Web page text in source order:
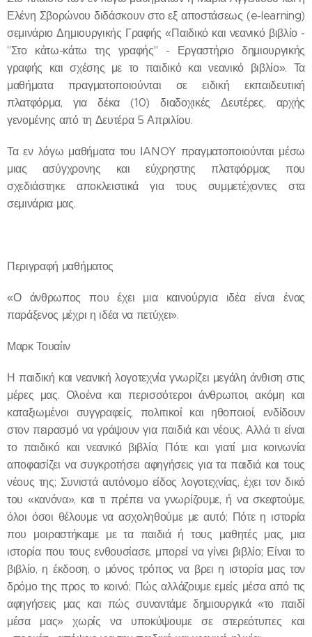
Ελένη Σβορώνου διδάσκουν στο εξ αποστάσεως (e-learning)
σεμινάριο Δημιουργικής Γραφής «Παιδικό και νεανικό βιβλίο -
"Στο κάτω-κάτω της γραφής" - Εργαστήριο δημιουργικής
γραφής και σχέσης με το παιδικό και νεανικό βιβλίο». Τα
μαθήματα πραγματοποιούνται σε ειδική εκπαιδευτική
πλατφόρμα, για δέκα (10) διαδοχικές Δευτέρες, αρχής
γενομένης από τη Δευτέρα 5 Απριλίου.
Τα εν λόγω μαθήματα του ΙANOY πραγματοποιούνται μέσω
μιας ασύγχρονης και εύχρηστης πλατφόρμας που
σχεδιάστηκε αποκλειστικά για τους συμμετέχοντες στα
σεμινάρια μας.
Περιγραφή μαθήματος
«Ο άνθρωπος που έχει μια καινούργια ιδέα είναι ένας
παράξενος μέχρι η ιδέα να πετύχει».
Μαρκ Τουαίιν
Η παιδική και νεανική λογοτεχνία γνωρίζει μεγάλη άνθιση στις
μέρες μας. Ολοένα και περισσότεροι άνθρωποι, ακόμη και
καταξιωμένοι συγγραφείς, πολιτικοί και ηθοποιοί, ενδίδουν
στον πειρασμό να γράψουν για παιδιά και νέους. Αλλά τι είναι
το παιδικό και νεανικό βιβλίο; Πότε και γιατί μια κοινωνία
αποφασίζει να συγκροτήσει αφηγήσεις για τα παιδιά και τους
νέους της; Συνιστά αυτόνομο είδος λογοτεχνίας, έχει τον δικό
του «κανόνα», και τι πρέπει να γνωρίζουμε, ή να σκεφτούμε,
όλοι όσοι θέλουμε να ασχοληθούμε με αυτό; Πότε η ιστορία
που μοιραστήκαμε με τα παιδιά ή τους μαθητές μας, μια
ιστορία που τους ενθουσίασε, μπορεί να γίνει βιβλίο; Είναι το
βιβλίο, η έκδοση, ο μόνος τρόπος να βρει η ιστορία μας τον
δρόμο της προς το κοινό; Πώς αλλάζουμε εμείς μέσα από τις
αφηγήσεις μας και πώς συναντάμε δημιουργικά «το παιδί
μέσα μας» χωρίς να υποκύψουμε σε στερεότυπες και